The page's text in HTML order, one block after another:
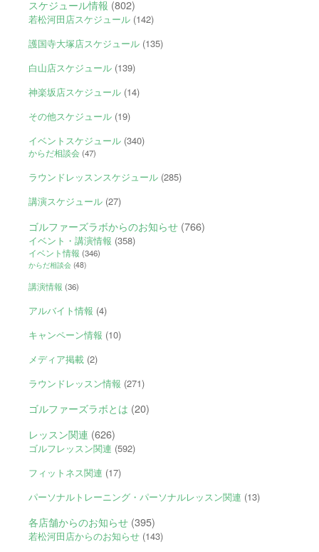
スケジュール情報 (802)
若松河田店スケジュール(142)
護国寺大塚店スケジュール(135)
白山店スケジュール(139)
神楽坂店スケジュール(14)
その他スケジュール(19)
イベントスケジュール(340)
からだ相談会(47)
ラウンドレッスンスケジュール(285)
講演スケジュール(27)
ゴルファーズラボからのお知らせ(766)
イベント・講演情報 (358)
イベント情報 (346)
からだ相談会(48)
講演情報 (36)
アルバイト情報 (4)
キャンペーン情報 (10)
メディア掲載(2)
ラウンドレッスン情報 (271)
ゴルファーズラボとは (20)
レッスン関連 (626)
ゴルフレッスン関連 (592)
フィットネス関連 (17)
パーソナルトレーニング・パーソナルレッスン関連 (13)
各店舗からのお知らせ(395)
若松河田店からのお知らせ(143)